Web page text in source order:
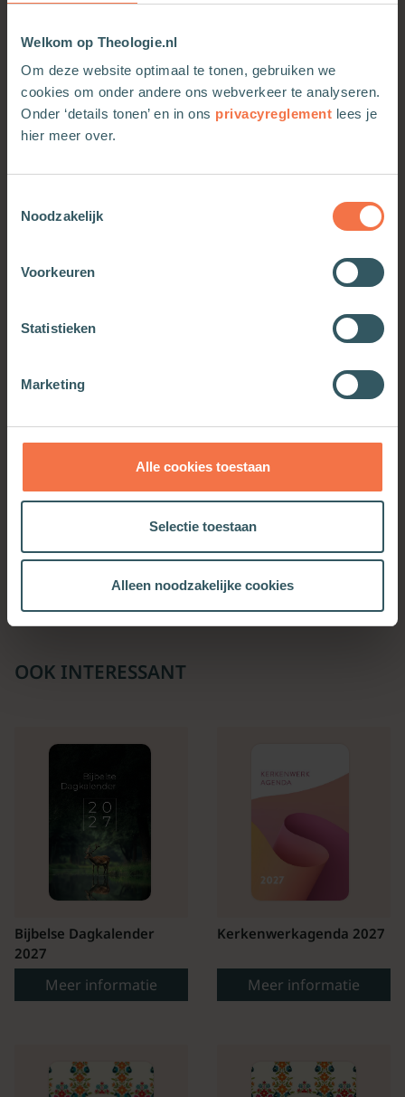
Welkom op Theologie.nl
Om deze website optimaal te tonen, gebruiken we
cookies om onder andere ons webverkeer te analyseren.
Onder ‘details tonen’ en in ons privacyreglement lees je
hier meer over.
Noodzakelijk
Voorkeuren
Statistieken
Marketing
Alle cookies toestaan
Selectie toestaan
Alleen noodzakelijke cookies
Meer informatie
te troosten zonder eten
Meer informatie
OOK INTERESSANT
Bijbelse Dagkalender
2027
Meer informatie
Kerkenwerkagenda 2027
Meer informatie